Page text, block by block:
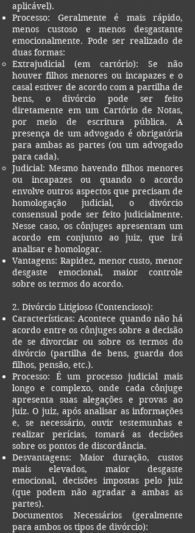
aplicável).
Processo: Geralmente é mais rápido,
menos custoso e menos desgastante
emocionalmente. Pode ser realizado de
duas formas:
Extrajudicial (em cartório): Se não
houver filhos menores ou incapazes e o
casal estiver de acordo com a partilha de
bens, o divórcio pode ser feito
diretamente em um Cartório de Notas,
por meio de escritura pública. A
presença de um advogado é obrigatória
para ambas as partes (ou um advogado
para cada).
Judicial: Mesmo havendo filhos menores
ou incapazes ou quando o acordo
envolve outros aspectos que precisam de
homologação judicial, o divórcio
consensual pode ser feito judicialmente.
Nesse caso, os cônjuges apresentam um
acordo em conjunto ao juiz, que irá
analisar e homologar.
Vantagens: Rapidez, menor custo, menor
desgaste emocional, maior controle
sobre os termos do acordo.
2. Divórcio Litigioso (Contencioso):
Características: Acontece quando não há
acordo entre os cônjuges sobre a decisão
de se divorciar ou sobre os termos do
divórcio (partilha de bens, guarda dos
filhos, pensão, etc.).
Processo: É um processo judicial mais
longo e complexo, onde cada cônjuge
apresenta suas alegações e provas ao
juiz. O juiz, após analisar as informações
e, se necessário, ouvir testemunhas e
realizar perícias, tomará as decisões
sobre os pontos de discordância.
Desvantagens: Maior duração, custos
mais elevados, maior desgaste
emocional, decisões impostas pelo juiz
(que podem não agradar a ambas as
partes).
Documentos Necessários (geralmente
para ambos os tipos de divórcio):